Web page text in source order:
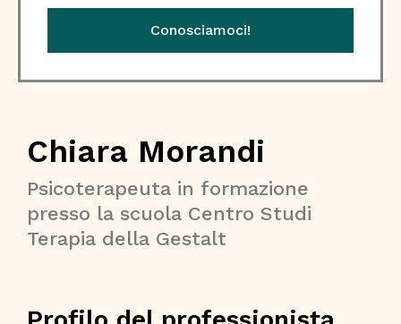
Chiara Morandi
Psicoterapeuta in formazione
presso la scuola Centro Studi
Terapia della Gestalt
Conosciamoci!